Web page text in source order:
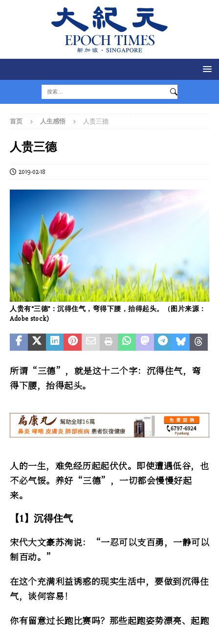
首页 人生感悟 人贵三德
人贵三德
2019-02-18
人贵有“三德”：沉得住气，弯得下腰，抬得起头。（图片来源：
Adobe stock)
所谓“三德”，就是这十二个字：沉得住气，弯
得下腰，抬得起头。
人的一生，难免经历起起伏伏。即使遭遇低谷，也
不必气馁。养好“三德”，一切都会慢慢好起
来。
【1】沉得住气
宋代大文豪苏洵说：“一忍可以支百勇，一静可以
制百动。”
在这个充满利益诱惑的现实生活中，要做到沉得住
气，谈何容易！
你有留意过长跑比赛吗？那些起跑姿势漂亮、起跑